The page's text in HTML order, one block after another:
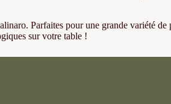
Parfaites pour une grande variété
sur votre table !